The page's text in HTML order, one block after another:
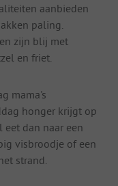
aanbieden
paling.
zijn blij met
en friet.
mama's
honger krijgt op
dan naar een
visbroodje of een
strand.